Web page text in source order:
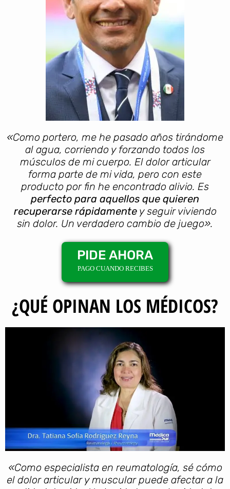
«Como portero, me he pasado años tirándome
al agua, corriendo y forzando todos los
músculos de mi cuerpo. El dolor articular
forma parte de mi vida, pero con este
producto por fin he encontrado alivio. Es
perfecto para aquellos que quieren
recuperarse rápidamentey seguir viviendo
sin dolor. Un verdadero cambio de juego».
PIDE AHORA
PAGO CUANDO RECIBES
¿QUÉ OPINAN LOS MÉDICOS?
«Como especialista en reumatología, sé cómo
el dolor articular y muscular puede afectar a la